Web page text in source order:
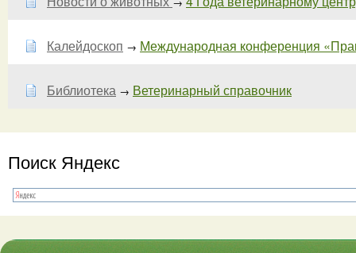
Калейдоскоп → Международная конференция
Библиотека → Ветеринарный справочник
Поиск Яндекс